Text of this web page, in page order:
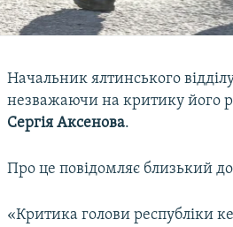
Начальник ялтинського
незважаючи на критику його
Сергія Аксенова.
Про це повідомляє близький
«Критика голови республіки